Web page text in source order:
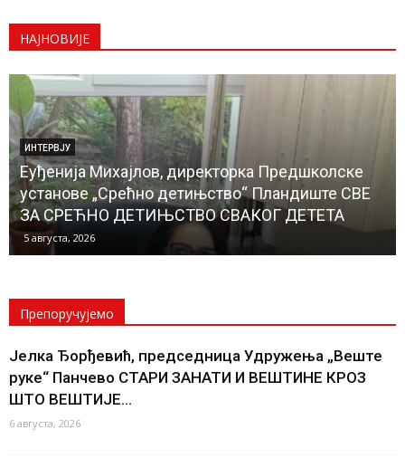
НАЈНОВИЈЕ
ИНТЕРВЈУ
Еуђенија Михајлов, директорка Предшколске
установе „Срећно детињство“ Пландиште СВЕ
ЗА СРЕЋНО ДЕТИЊСТВО СВАКОГ ДЕТЕТА
5 августа, 2026
Препоручујемо
Јелка Ђорђевић, председница Удружења „Веште
руке“ Панчево СТАРИ ЗАНАТИ И ВЕШТИНЕ КРОЗ
ШТО ВЕШТИЈЕ...
6 августа, 2026